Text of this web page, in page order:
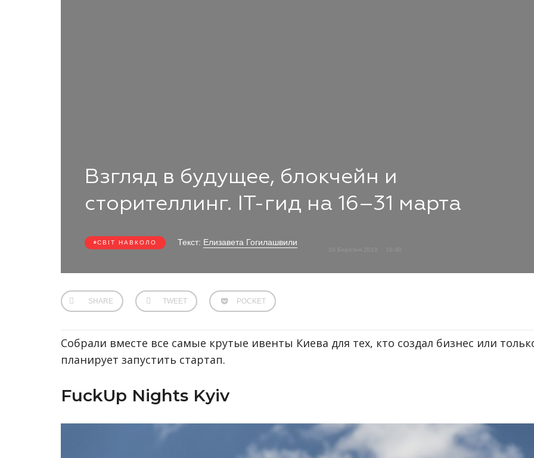
Взгляд в будущее, блокчейн и
сторителлинг. IT-гид на 16–31 марта
СВІТ НАВКОЛО Текст: Елизавета Гогилашвили
16 Березня 2018
SHARE TWEET POCKET
Собрали вместе все самые крутые ивенты Киева для тех, кто создал бизнес или
планирует запустить стартап.
FuckUp Nights Kyiv